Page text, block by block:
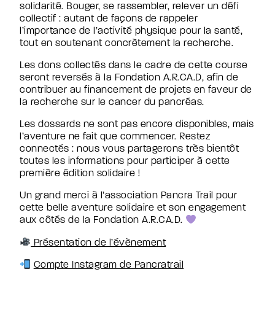
Healthcare Professionnals
solidarité. Bouger, se rassembler, relever un défi
collectif : autant de façons de rappeler
l’importance de l’activité physique pour la santé,
tout en soutenant concrètement la recherche.
Les dons collectés dans le cadre de cette course
seront reversés à la Fondation A.R.CA.D, afin de
contribuer au financement de projets en faveur de
la recherche sur le cancer du pancréas.
Les dossards ne sont pas encore disponibles, mais
l’aventure ne fait que commencer. Restez
connectés : nous vous partagerons très bientôt
toutes les informations pour participer à cette
première édition solidaire !
Un grand merci à l’association Pancra Trail pour
cette belle aventure solidaire et son engagement
aux côtés de la Fondation A.R.CA.D.
Présentation de l’évènement
Compte Instagram de Pancratrail